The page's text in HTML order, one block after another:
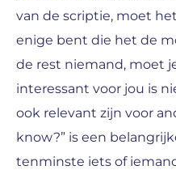
van de scriptie, moet
enige bent die het de
de rest niemand, moet
interessant voor jou is
ook relevant zijn voor
know?” is een
tenminste iets of